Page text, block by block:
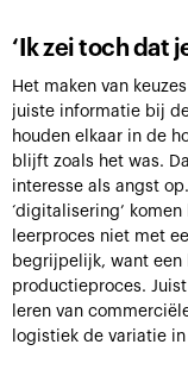
‘Ik zei toch dat
Het maken van
juiste informatie bij
houden elkaar in de
blijft zoals het was.
interesse als angst
‘digitalisering’
leerproces niet met
begrijpelijk, want een
productieproces.
leren van
logistiek de variatie